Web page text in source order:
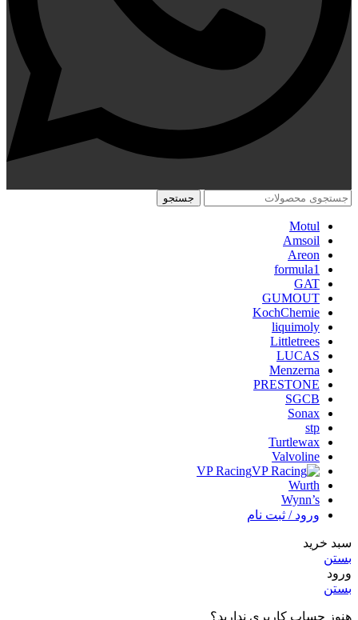
جستجو
Motul
Amsoil
Areon
formula1
GAT
GUMOUT
KochChemie
liquimoly
Littletrees
LUCAS
Menzerna
PRESTONE
SGCB
Sonax
stp
Turtlewax
Valvoline
VP Racing
Wurth
Wynn’s
ورود / ثبت نام
سبد خرید
بستن
ورود
بستن
هنوز حساب کاربری ندارید؟